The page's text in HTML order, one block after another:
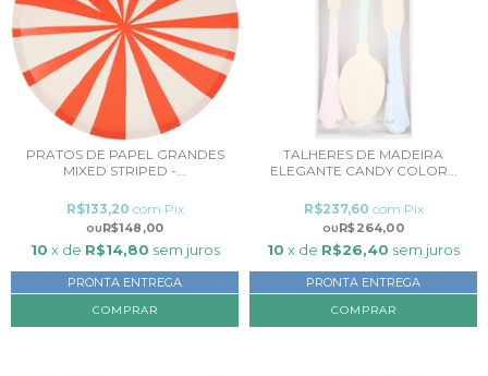
PRATOS DE PAPEL GRANDES
MIXED STRIPED -...
R$148,00
R$133,20 com Pix
10 x de R$14,80 sem juros
PRONTA ENTREGA
TALHERES DE MADEIRA
ELEGANTE CANDY COLOR...
R$264,00
R$237,60 com Pix
10 x de R$26,40 sem juros
PRONTA ENTREGA